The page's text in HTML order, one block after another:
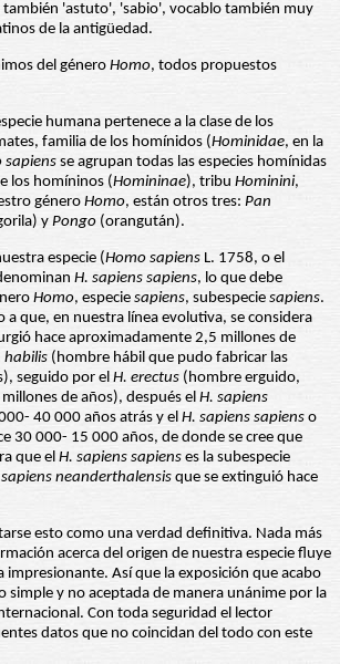
'astuto', 'sabio', vocablo también muy
de la antigüedad.
del género Homo, todos propuestos
humana pertenece a la clase de los
familia de los homínidos (Hominidae, en la
sapiens se agrupan todas las especies homínidas
los homíninos (Homininae), tribu Hominini,
género Homo, están otros tres: Pan
y Pongo (orangután).
especie (Homo sapiens L. 1758, o el
H. sapiens sapiens, lo que debe
Homo, especie sapiens, subespecie sapiens.
a que, en nuestra línea evolutiva, se considera
hace aproximadamente 2,5 millones de
habilis (hombre hábil que pudo fabricar las
seguido por el H. erectus (hombre erguido,
de años), después el H. sapiens
40 000 años atrás y el H. sapiens sapiens o
30 000- 15 000 años, de donde se cree que
que el H. sapiens sapiens es la subespecie
sapiens neanderthalensis que se extinguió hace
esto como una verdad definitiva. Nada más
acerca del origen de nuestra especie fluye
impresionante. Así que la exposición que acabo
simple y no aceptada de manera unánime por la
Con toda seguridad el lector
datos que no coincidan del todo con este